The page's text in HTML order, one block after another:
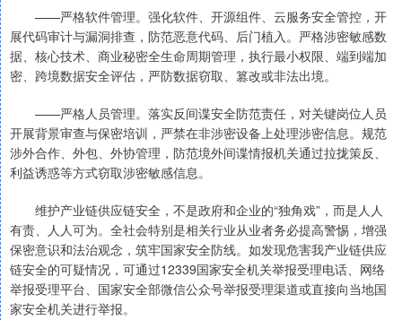
——严格软件管理。强化软件、开源组件、云服务安全管控，开
展代码审计与漏洞排查，防范恶意代码、后门植入。严格涉密敏感数
据、核心技术、商业秘密全生命周期管理，执行最小权限、端到端加
密、跨境数据安全评估，严防数据窃取、篡改或非法出境。
——严格人员管理。落实反间谍安全防范责任，对关键岗位人员
开展背景审查与保密培训，严禁在非涉密设备上处理涉密信息。规范
涉外合作、外包、外协管理，防范境外间谍情报机关通过拉拢策反、
利益诱惑等方式窃取涉密敏感信息。
维护产业链供应链安全，不是政府和企业的“独角戏”，而是人人
有责、人人可为。全社会特别是相关行业从业者务必提高警惕，增强
保密意识和法治观念，筑牢国家安全防线。如发现危害我产业链供应
链安全的可疑情况，可通过12339国家安全机关举报受理电话、网络
举报受理平台、国家安全部微信公众号举报受理渠道或直接向当地国
家安全机关进行举报。